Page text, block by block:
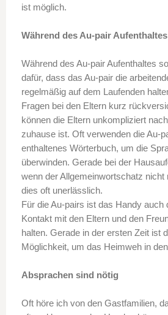
ist möglich.
Während des Au-pair Aufenthaltes
Während des Au-pair Aufenthaltes
dafür, dass das Au-pair die
regelmäßig auf dem Laufenden
Fragen bei den Eltern kurz
können die Eltern unkompliziert
zuhause ist. Oft verwenden die Au-
enthaltenes Wörterbuch, um die
überwinden. Gerade bei der
wenn der Allgemeinwortschatz
dies oft unerlässlich.
Für die Au-pairs ist das Handy auch
Kontakt mit den Eltern und den
halten. Gerade in der ersten Zeit ist
Möglichkeit, um das Heimweh in
Absprachen sind nötig
Oft höre ich von den Gastfamilien,